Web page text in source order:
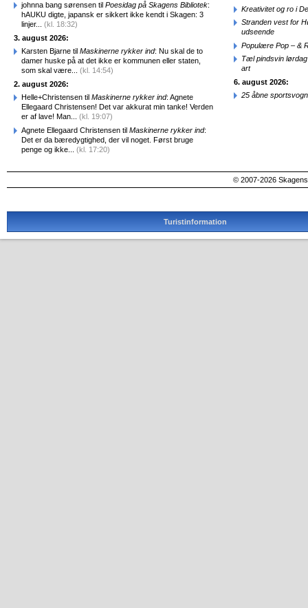
johnna bang sørensen til Poesidag på Skagens Bibliotek:
hAUKU digte, japansk er sikkert ikke kendt i Skagen: 3
linjer... (kl. 18:32)
3. august 2026:
Karsten Bjarne til Maskinerne rykker ind: Nu skal de to
damer huske på at det ikke er kommunen eller staten,
som skal være... (kl. 14:54)
2. august 2026:
Helle+Christensen til Maskinerne rykker ind: Agnete
Ellegaard Christensen! Det var akkurat min tanke! Verden
er af lave! Man... (kl. 19:07)
Agnete Ellegaard Christensen til Maskinerne rykker ind:
Det er da bæredygtighed, der vil noget. Først bruge
penge og ikke... (kl. 17:20)
Kreativitet og ro i
Stranden vest for
udseende
Populære Pop – &
Tæl pindsvin
art
6. august 2026:
25 åbne
© 2007-2026
Turistinformation